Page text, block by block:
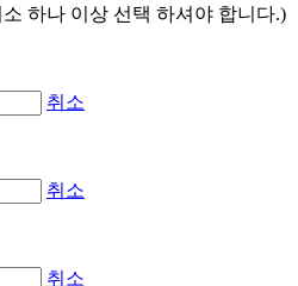
하나 이상 선택 하셔야 합니다.)
취소
취소
취소